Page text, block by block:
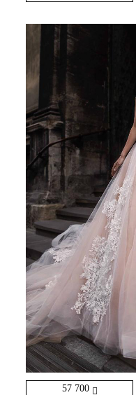
57 700